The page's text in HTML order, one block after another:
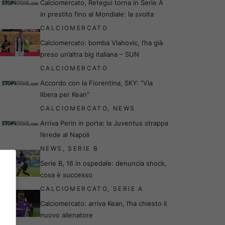
Calciomercato, Retegui torna in Serie A
in prestito fino al Mondiale: la svolta
CALCIOMERCATO
Calciomercato: bomba Vlahovic, l’ha già
preso un’altra big italiana – SUN
CALCIOMERCATO
Accordo con la Fiorentina, SKY: “Via
libera per Kean”
CALCIOMERCATO, NEWS
Arriva Perin in porta: la Juventus strappa
l’erede al Napoli
NEWS , SERIE B
Serie B, 16 in ospedale: denuncia shock,
cosa è successo
CALCIOMERCATO, SERIE A
Calciomercato: arriva Kean, l’ha chiesto il
nuovo allenatore